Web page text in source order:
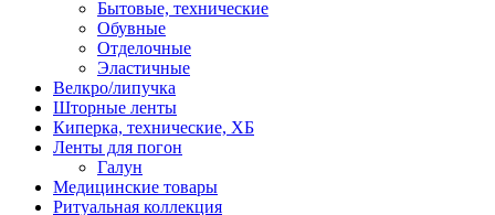
Бытовые, технические
Обувные
Отделочные
Эластичные
Велкро/липучка
Шторные ленты
Киперка, технические, ХБ
Ленты для погон
Галун
Медицинские товары
Ритуальная коллекция